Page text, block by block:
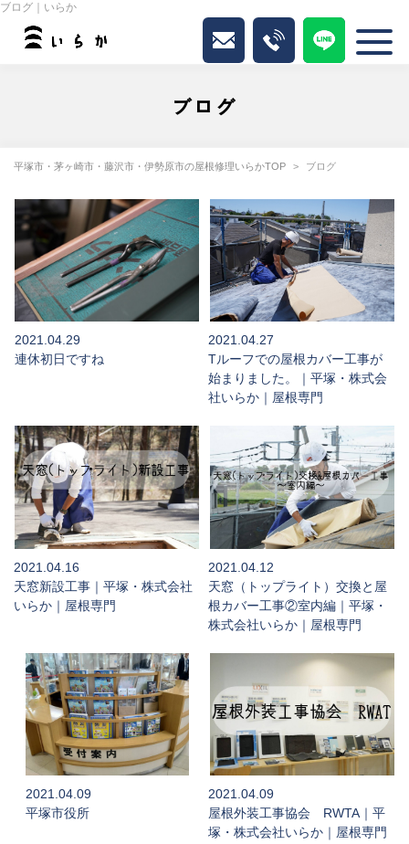
ブログ｜いらか
ブログ
平塚市・茅ヶ崎市・藤沢市・伊勢原市の屋根修理いらかTOP ブログ
2021.04.29
連休初日ですね
2021.04.27
Tルーフでの屋根カバー工事が
始まりました。｜平塚・株式会
社いらか｜屋根専門
2021.04.16
天窓新設工事｜平塚・株式会社
いらか｜屋根専門
2021.04.12
天窓（トップライト）交換と屋
根カバー工事②室内編｜平塚・
株式会社いらか｜屋根専門
2021.04.09
平塚市役所
2021.04.09
屋根外装工事協会 RWTA｜平
塚・株式会社いらか｜屋根専門